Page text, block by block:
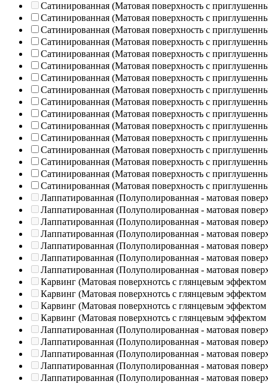
Сатинированная (Матовая поверхность с
Сатинированная (Матовая поверхность с
Сатинированная (Матовая поверхность с
Сатинированная (Матовая поверхность с
Сатинированная (Матовая поверхность с
Сатинированная (Матовая поверхность с
Сатинированная (Матовая поверхность с
Сатинированная (Матовая поверхность с
Сатинированная (Матовая поверхность с
Сатинированная (Матовая поверхность с
Сатинированная (Матовая поверхность с
Сатинированная (Матовая поверхность с
Сатинированная (Матовая поверхность с
Сатинированная (Матовая поверхность с
Сатинированная (Матовая поверхность с
Сатинированная (Матовая поверхность с
Лаппатированная (Полуполированная - матовая
Лаппатированная (Полуполированная - матовая
Лаппатированная (Полуполированная - матовая
Лаппатированная (Полуполированная - матовая
Лаппатированная (Полуполированная - матовая
Лаппатированная (Полуполированная - матовая
Лаппатированная (Полуполированная - матовая
Карвинг (Матовая поверхнотсь с глянцевым эффектом
Карвинг (Матовая поверхнотсь с глянцевым эффектом
Карвинг (Матовая поверхнотсь с глянцевым эффектом
Карвинг (Матовая поверхнотсь с глянцевым эффектом
Лаппатированная (Полуполированная - матовая
Лаппатированная (Полуполированная - матовая
Лаппатированная (Полуполированная - матовая
Лаппатированная (Полуполированная - матовая
Лаппатированная (Полуполированная - матовая